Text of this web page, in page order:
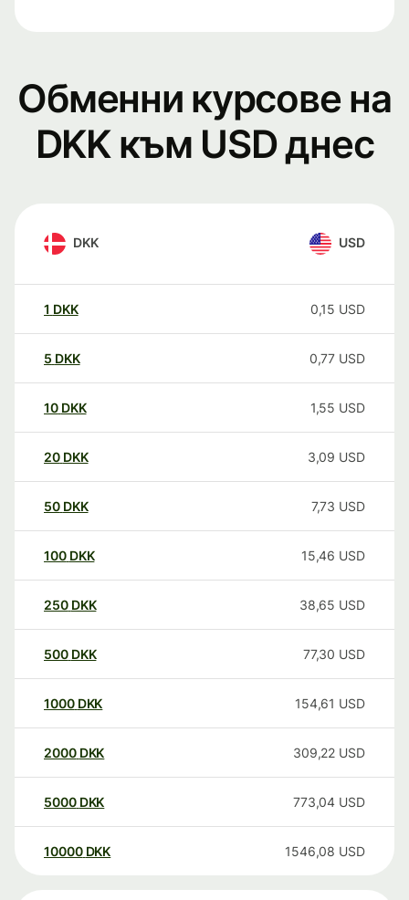
Обменни курсове на
DKK към USD днес
DKK USD
1 DKK 0,15 USD
5 DKK 0,77 USD
10 DKK 1,55 USD
20 DKK 3,09 USD
50 DKK 7,73 USD
100 DKK 15,46 USD
250 DKK 38,65 USD
500 DKK 77,30 USD
1000 DKK 154,61 USD
2000 DKK 309,22 USD
5000 DKK 773,04 USD
10000 DKK 1546,08 USD